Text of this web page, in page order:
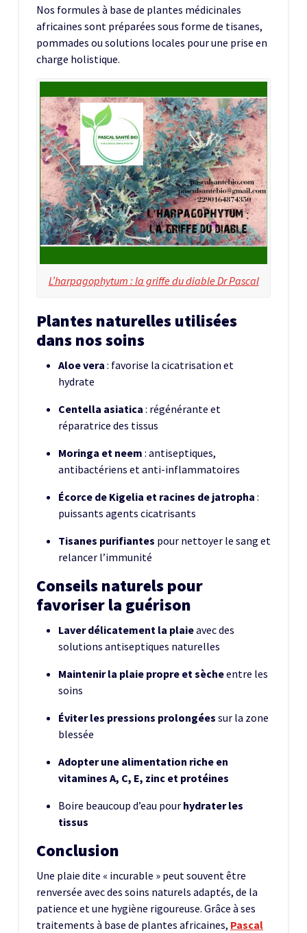
Nos formules à base de plantes médicinales
africaines sont préparées sous forme de tisanes,
pommades ou solutions locales pour une prise en
charge holistique.
L’harpagophytum : la griffe du diable Dr Pascal
Plantes naturelles utilisées
dans nos soins
Aloe vera : favorise la cicatrisation et
hydrate
Centella asiatica : régénérante et
réparatrice des tissus
Moringa et neem : antiseptiques,
antibactériens et anti-inflammatoires
Écorce de Kigelia et racines de jatropha :
puissants agents cicatrisants
Tisanes purifiantes pour nettoyer le sang et
relancer l’immunité
Conseils naturels pour
favoriser la guérison
Laver délicatement la plaieavec des
solutions antiseptiques naturelles
Maintenir la plaie propre et sècheentre les
soins
Éviter les pressions prolongées sur la zone
blessée
Adopter une alimentation riche en
vitamines A, C, E, zinc et protéines
Boire beaucoup d’eau pour hydrater les
tissus
Conclusion
Une plaie dite « incurable » peut souvent être
renversée avec des soins naturels adaptés, de la
patience et une hygiène rigoureuse. Grâce à ses
traitements à base de plantes africaines, Pascal